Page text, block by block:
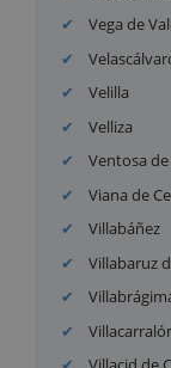
Vega de
Velilla
Velliza
Ventosa
Viana de
Villabáñez
Villabaruz